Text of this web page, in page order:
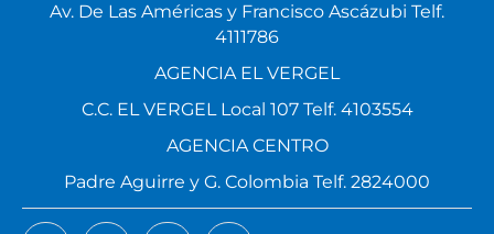
Av. De Las Américas y Francisco Ascázubi Telf.
4111786
AGENCIA EL VERGEL
C.C. EL VERGEL Local 107 Telf. 4103554
AGENCIA CENTRO
Padre Aguirre y G. Colombia Telf. 2824000